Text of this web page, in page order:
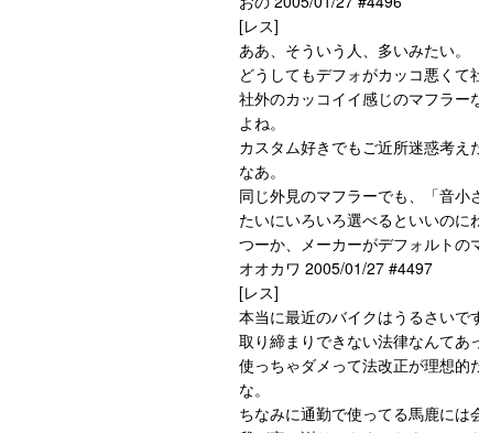
[レス]
ああ、そういう人、多いみたい。
どうしてもデフォがカッコ悪くて
社外のカッコイイ感じのマフラ
よね。
カスタム好きでもご近所迷惑考
なあ。
同じ外見のマフラーでも、「音
たいにいろいろ選べるといいのにね
つーか、メーカーがデフォルトの
オオカワ 2005/01/27 #4497
[レス]
本当に最近のバイクはうるさいで
取り締まりできない法律なんて
使っちゃダメって法改正が理想
な。
ちなみに通勤で使ってる馬鹿に